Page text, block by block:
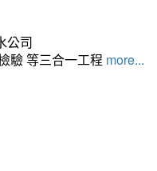
公司
驗 等三合一工程 more...